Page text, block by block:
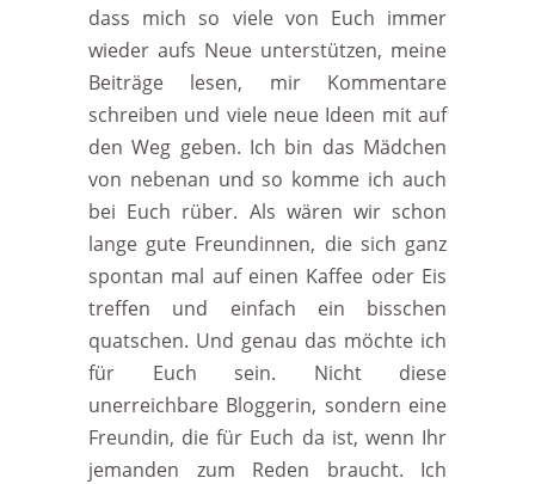
dass mich so viele von Euch immer
wieder aufs Neue unterstützen, meine
Beiträge lesen, mir Kommentare
schreiben und viele neue Ideen mit auf
den Weg geben. Ich bin das Mädchen
von nebenan und so komme ich auch
bei Euch rüber. Als wären wir schon
lange gute Freundinnen, die sich ganz
spontan mal auf einen Kaffee oder Eis
treffen und einfach ein bisschen
quatschen. Und genau das möchte ich
für Euch sein. Nicht diese
unerreichbare Bloggerin, sondern eine
Freundin, die für Euch da ist, wenn Ihr
jemanden zum Reden braucht. Ich